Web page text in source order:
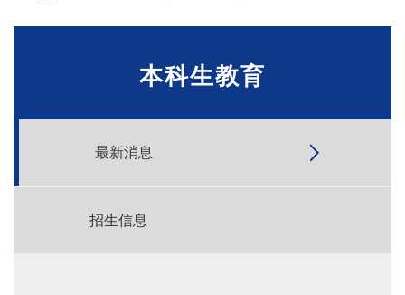
本科生教育
最新消息
招生信息